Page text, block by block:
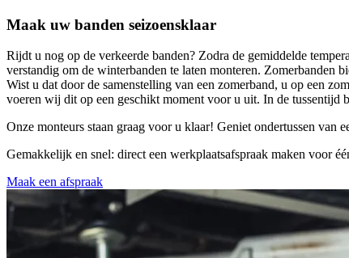
Maak uw banden seizoensklaar
Rijdt u nog op de verkeerde banden? Zodra de gemiddelde
verstandig om de winterbanden te laten monteren. Zomerbanden
Wist u dat door de samenstelling van een zomerband, u op een
voeren wij dit op een geschikt moment voor u uit. In de tussentijd
Onze monteurs staan graag voor u klaar! Geniet ondertussen
Gemakkelijk en snel: direct een werkplaatsafspraak maken voor
Maak een afspraak